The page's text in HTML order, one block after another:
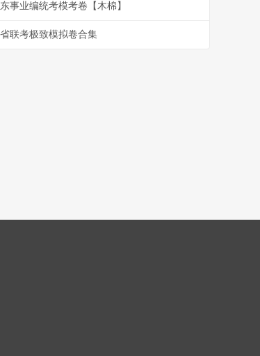
事业编统考模考卷【木棉】
联考极致模拟卷合集